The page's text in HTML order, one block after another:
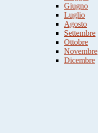
Giugno
Luglio
Agosto
Settembre
Ottobre
Novembre
Dicembre